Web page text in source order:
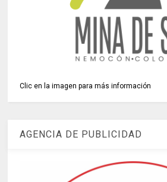
Clic en la imagen para más información
AGENCIA DE PUBLICIDAD